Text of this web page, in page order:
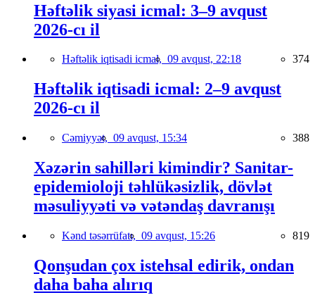
Həftəlik siyasi icmal: 3–9 avqust
2026-cı il
Həftəlik iqtisadi icmal, 09 avqust, 22:18 374
Həftəlik iqtisadi icmal: 2–9 avqust
2026-cı il
Cəmiyyət, 09 avqust, 15:34 388
Xəzərin sahilləri kimindir? Sanitar-
epidemioloji təhlükəsizlik, dövlət
məsuliyyəti və vətəndaş davranışı
Kənd təsərrüfatı, 09 avqust, 15:26 819
Qonşudan çox istehsal edirik, ondan
daha baha alırıq